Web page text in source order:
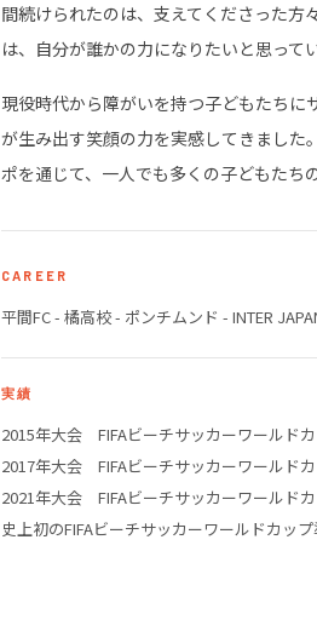
間続けられたのは、支えてくださった方
は、自分が誰かの力になりたいと思ってい
現役時代から障がいを持つ子どもたちに
が生み出す笑顔の力を実感してきました
ポを通じて、一人でも多くの子どもたち
CAREER
平間FC - 橘高校 - ポンチムンド - INTER
実績
2015年大会 FIFAビーチサッカーワールド
2017年大会 FIFAビーチサッカーワールド
2021年大会 FIFAビーチサッカーワールド
史上初のFIFAビーチサッカーワールドカッ